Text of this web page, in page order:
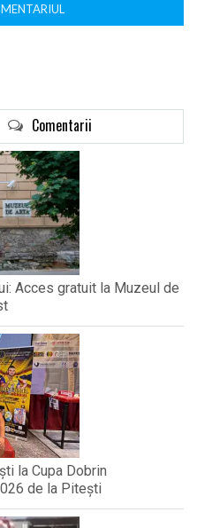
Comentarii
Acces gratuit la Muzeul de
la Cupa Dobrin
de la Pitești